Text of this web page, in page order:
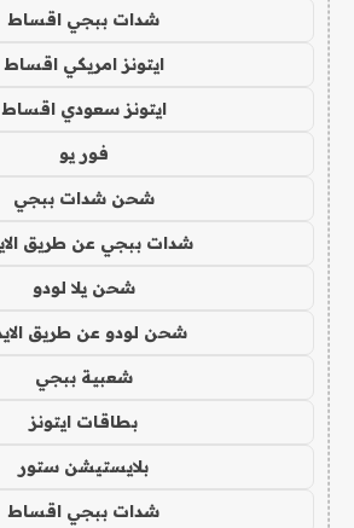
شدات ببجي اقساط
ايتونز امريكي اقساط
ايتونز سعودي اقساط
فور يو
شحن شدات ببجي
شدات ببجي عن طريق
شحن يلا لودو
شحن لودو عن طريق
شعبية ببجي
بطاقات ايتونز
بلايستيشن ستور
شدات ببجي اقساط